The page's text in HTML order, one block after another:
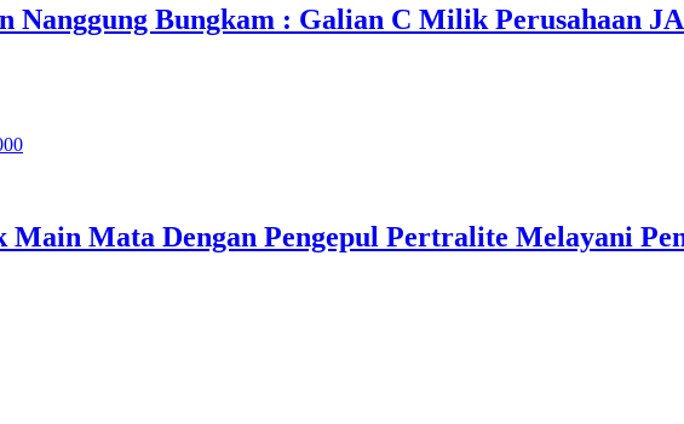
Nanggung Bungkam : Galian C Milik Perusahaan
Main Mata Dengan Pengepul Pertralite Melayani